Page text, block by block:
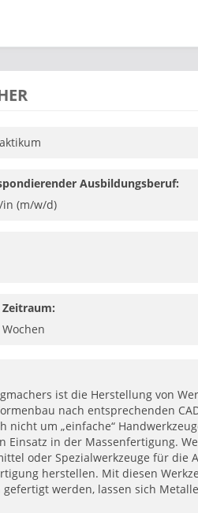
Ausbildungsberuf:
in (m/w/d)
Zeitraum:
Wochen
ist die Herstellung von
nach entsprechenden
nicht um „einfache“
Einsatz in der Massenfertigung.
oder Spezialwerkzeuge für die
herstellen. Mit diesen
werden, lassen sich